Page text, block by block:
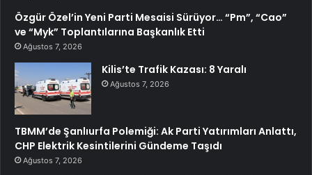
Özgür Özel’in Yeni Parti Mesaisi Sürüyor… “Pm”, “Cao”
ve “Myk” Toplantılarına Başkanlık Etti
Ağustos 7, 2026
Kilis’te Trafik Kazası: 8 Yaralı
Ağustos 7, 2026
TBMM’de Şanlıurfa Polemiği: Ak Parti Yatırımları Anlattı,
CHP Elektrik Kesintilerini Gündeme Taşıdı
Ağustos 7, 2026